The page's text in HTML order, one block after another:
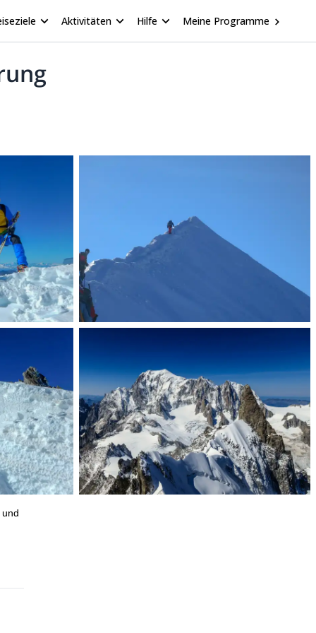
Aktivitäten Hilfe Meine Programme